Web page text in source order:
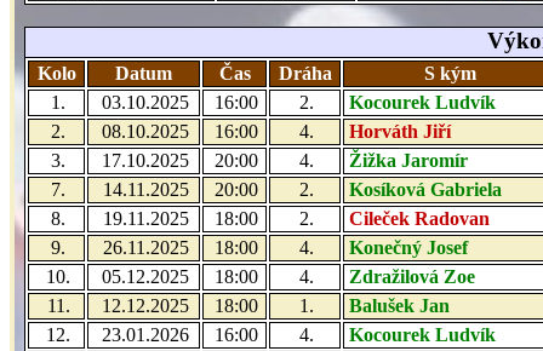
Kolo Datum Čas Dráha
S kým
1.
03.10.2025 16:00 2.
Kocourek Ludvík
2.
08.10.2025 16:00 4.
Horváth Jiří
3.
17.10.2025 20:00 4.
Žižka Jaromír
7.
14.11.2025 20:00 2.
Kosíková Gabriela
8.
19.11.2025 18:00 2.
Cileček Radovan
9.
26.11.2025 18:00 4.
Konečný Josef
10.
05.12.2025 18:00 4.
Zdražilová Zoe
11.
12.12.2025 18:00 1.
Balušek Jan
12.
23.01.2026 16:00 4.
Kocourek Ludvík